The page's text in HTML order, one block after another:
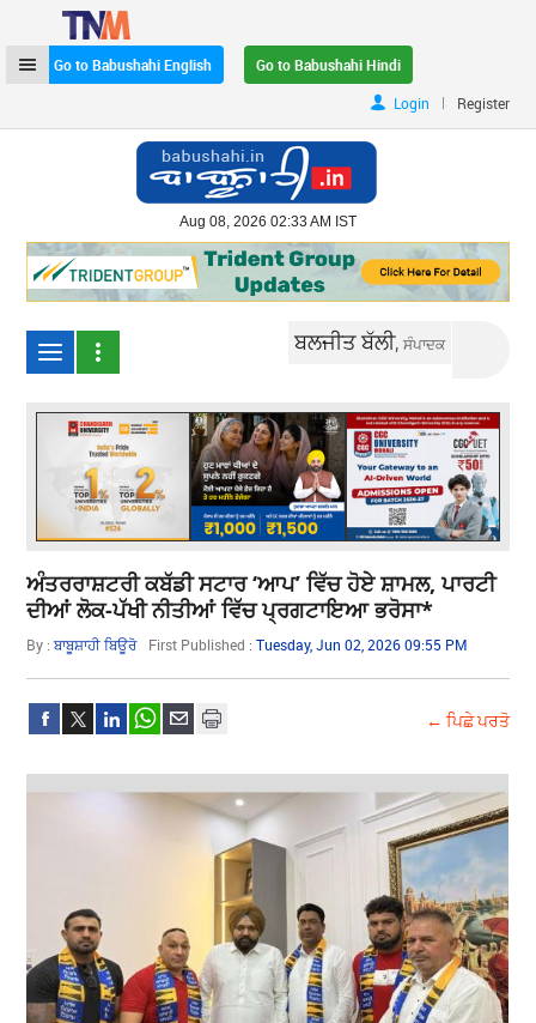
Go to Babushahi English
Go to Babushahi Hindi
Login
| Register
Aug 08, 2026 02:33 AM IST
ਬਲਜੀਤ ਬੱਲੀ,ਸੰਪਾਦਕ
ਅੰਤਰਰਾਸ਼ਟਰੀ ਕਬੱਡੀ ਸਟਾਰ ‘ਆਪ’ ਵਿੱਚ ਹੋਏ ਸ਼ਾਮਲ, ਪਾਰਟੀ
ਦੀਆਂ ਲੋਕ-ਪੱਖੀ ਨੀਤੀਆਂ ਵਿੱਚ ਪ੍ਰਗਟਾਇਆ ਭਰੋਸਾ*
By :ਬਾਬੂਸ਼ਾਹੀ ਬਿਊਰੋ First Published :Tuesday, Jun 02, 2026 09:55 PM
← ਪਿਛੇ ਪਰਤੋ